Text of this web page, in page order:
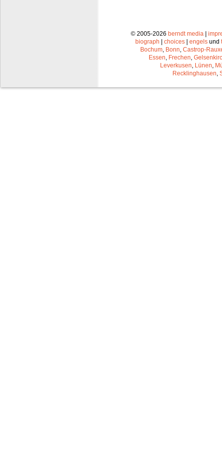
© 2005-2026 berndt media |
biograph | choices | engels und
Bochum Bonn Castrop-
Essen Frechen
Leverkusen Lünen
Recklinghausen